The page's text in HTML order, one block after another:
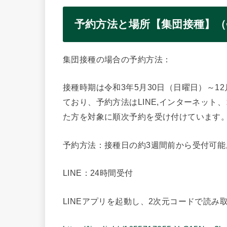
予約方法と場所【集団接種】
集団接種の場合の予約方法：
接種時期は令和3年5月30日（日曜日）～
ており、予約方法はLINE,インターネット
た方を対象に順次予約を受け付けています
予約方法：接種日の約3週間前から受付可
LINE：24時間受付
LINEアプリを起動し、2次元コードで読み